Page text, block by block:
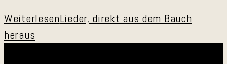
WeiterlesenLieder, direkt aus dem Bauch
heraus